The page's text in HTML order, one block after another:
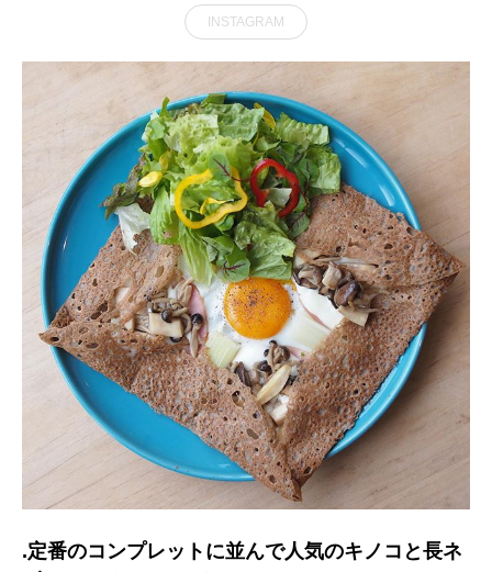
INSTAGRAM
.定番のコンプレットに並んで人気のキノコと長ネ